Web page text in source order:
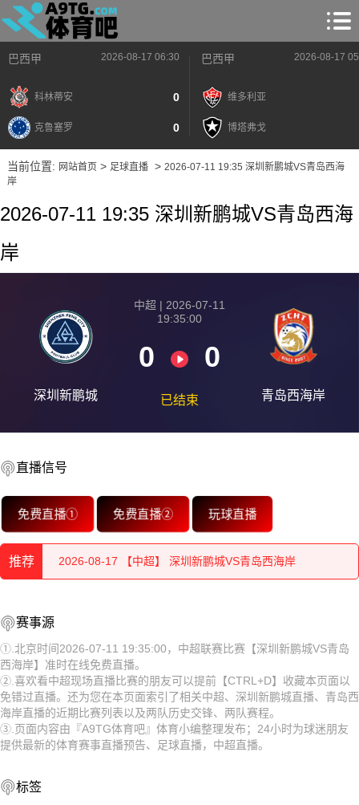
巴西甲 2026-08-17 06:30
科林蒂安 0
克鲁塞罗 0
巴西甲 2026-08-17
维多利亚
博塔弗戈
当前位置: 网站首页> 足球直播> 2026-07-11 19:35 深圳新鹏城VS青岛西海
岸
2026-07-11 19:35 深圳新鹏城VS青岛西海
岸
深圳新鹏城
中超 | 2026-07-11
19:35:00
0 0
已结束 青岛西海岸
直播信号
免费直播① 免费直播② 玩球直播
推荐
2026-08-17 【中超】 深圳新鹏城VS青岛西海岸
2026-08-17 【中超】 深圳新鹏城VS青岛西海岸
2026-08-17 【中超】 深圳新鹏城VS青岛西海岸
2026-08-17 【中超】 深圳新鹏城VS青岛西海岸
2026-08-17 【中超】 深圳新鹏城VS青岛西海岸
2026-08-17 【中超】 深圳新鹏城VS青岛西海岸
2026-08-17 【中超】 深圳新鹏城VS青岛西海岸
2026-08-17 【中超】 深圳新鹏城VS青岛西海岸
赛事源
①.北京时间2026-07-11 19:35:00，中超联赛比赛【深圳新鹏城VS青岛
西海岸】准时在线免费直播。
②.喜欢看中超现场直播比赛的朋友可以提前【CTRL+D】收藏本页面以
免错过直播。还为您在本页面索引了相关中超、深圳新鹏城直播、青岛西
海岸直播的近期比赛列表以及两队历史交锋、两队赛程。
③.页面内容由『A9TG体育吧』体育小编整理发布；24小时为球迷朋友
提供最新的体育赛事直播预告、足球直播，中超直播。
标签